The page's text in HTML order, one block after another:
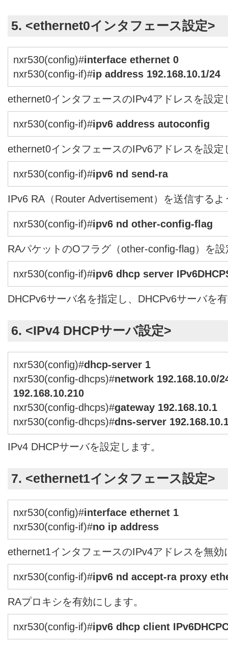
5. <ethernet0インタフェース設定>
nxr530(config)#interface ethernet 0
nxr530(config-if)#ip address 192.168.10.1/24
ethernet0インタフェースのIPv4アドレスを設定
nxr530(config-if)#ipv6 address autoconfig
ethernet0インタフェースのIPv6アドレスを設定
nxr530(config-if)#ipv6 nd send-ra
IPv6 RA（Router Advertisement）を送信する
nxr530(config-if)#ipv6 nd other-config-flag
RAパケットのOフラグ（other-config-flag）を
nxr530(config-if)#ipv6 dhcp server
DHCPv6サーバ名を指定し、DHCPv6サーバを
6. <IPv4 DHCPサーバ設定>
nxr530(config)#dhcp-server 1
nxr530(config-dhcps)#network 192.168.10.0/
192.168.10.210
nxr530(config-dhcps)#gateway 192.168.10.1
nxr530(config-dhcps)#dns-server
IPv4 DHCPサーバを設定します。
7. <ethernet1インタフェース設定>
nxr530(config)#interface ethernet 1
nxr530(config-if)#no ip address
ethernet1インタフェースのIPv4アドレスを無効
nxr530(config-if)#ipv6 nd accept-ra proxy
RAプロキシを有効にします。
nxr530(config-if)#ipv6 dhcp client